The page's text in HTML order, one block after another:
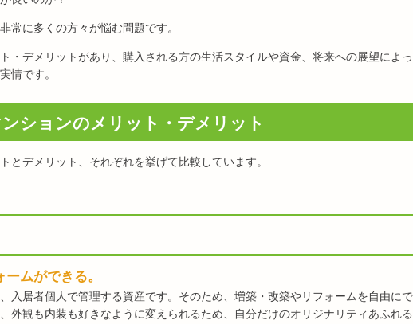
常に多くの方々が悩む問題です。
・デメリットがあり、購入される方の生活スタイルや資金、将来への展望によっ
情です。
ションのメリット・デメリット
とデメリット、それぞれを挙げて比較しています。
ムができる。
入居者個人で管理する資産です。そのため、増築・改築やリフォームを自由にで
外観も内装も好きなように変えられるため、自分だけのオリジナリティあふれる